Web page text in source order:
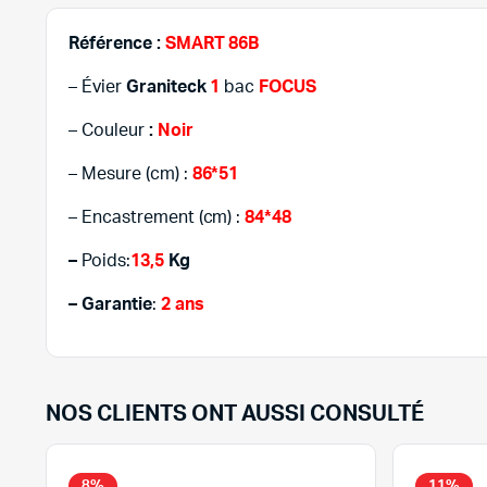
Référence : SMART 86B
– Évier Graniteck 1 bac FOCUS
– Couleur : Noir
– Mesure (cm) : 86*51
– Encastrement (cm) :84*48
– Poids:13,5 Kg
– Garantie: 2 ans
NOS CLIENTS ONT AUSSI CONSULTÉ